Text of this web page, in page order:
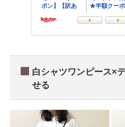
白シャツワンピース×
せる